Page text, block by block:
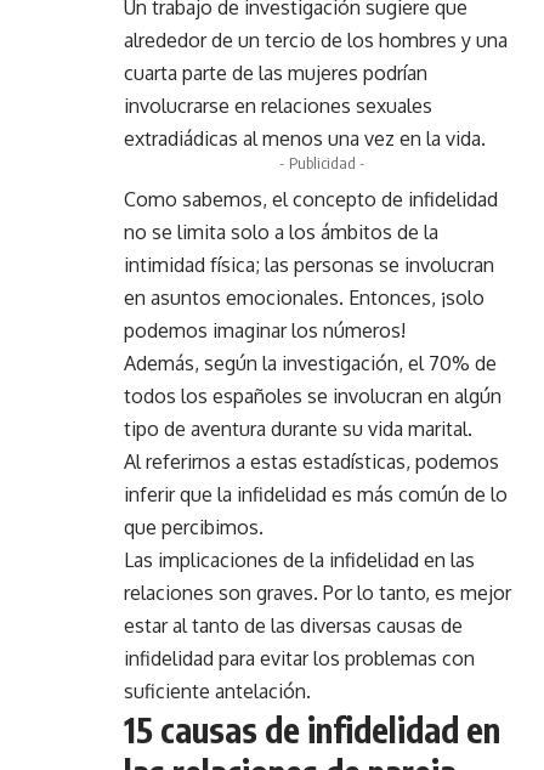
Un trabajo de investigación sugiere que
alrededor de un tercio de los hombres y una
cuarta parte de las mujeres podrían
involucrarse en relaciones sexuales
extradiádicas al menos una vez en la vida.
- Publicidad -
Como sabemos, el concepto de infidelidad
no se limita solo a los ámbitos de la
intimidad física; las personas se involucran
en asuntos emocionales. Entonces, ¡solo
podemos imaginar los números!
Además, según la investigación, el 70% de
todos los españoles se involucran en algún
tipo de aventura durante su vida marital.
Al referirnos a estas estadísticas, podemos
inferir que la infidelidad es más común de lo
que percibimos.
Las implicaciones de la infidelidad en las
relaciones son graves. Por lo tanto, es mejor
estar al tanto de las diversas causas de
infidelidad para evitar los problemas con
suficiente antelación.
15 causas de infidelidad en